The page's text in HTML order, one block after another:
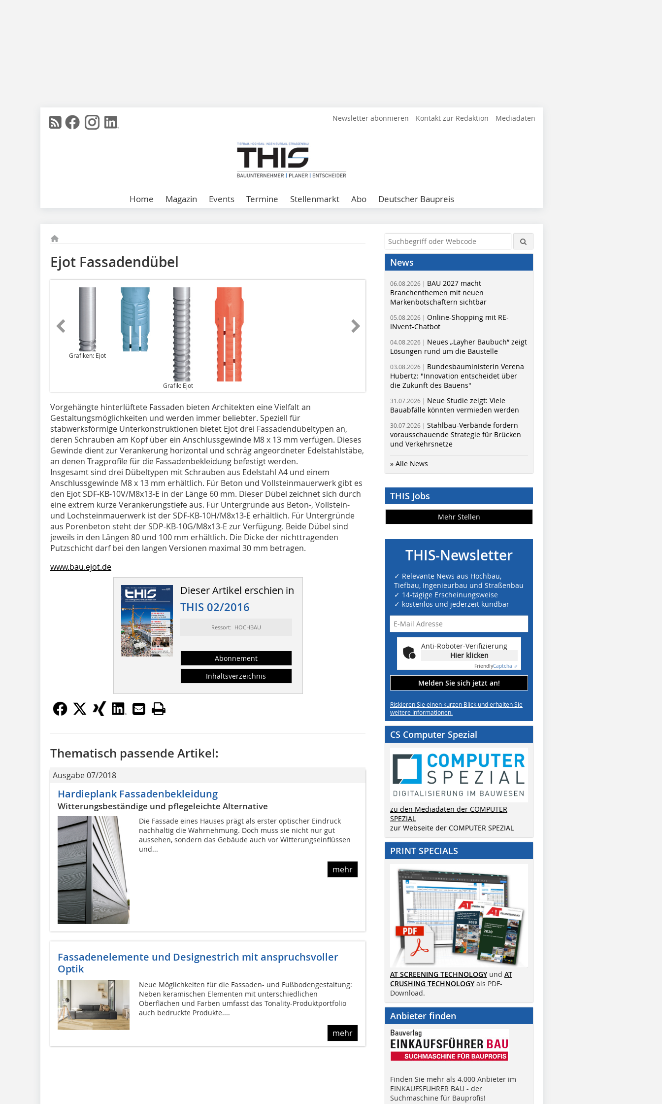
Newsletter abonnieren Kontakt zur Redaktion Mediadaten
Home Magazin Events Termine Stellenmarkt Abo Deutscher Baupreis
Ejot Fassadendübel
Grafiken: Ejot
Grafik: Ejot
Vorgehängte hinterlüftete Fassaden bieten Architekten eine Vielfalt an
Gestaltungsmöglichkeiten und werden immer beliebter. Speziell für
stabwerksförmige Unterkonstruktionen bietet Ejot drei Fassadendübeltypen an,
deren Schrauben am Kopf über ein Anschlussgewinde M8 x 13 mm verfügen. Dieses
Gewinde dient zur Verankerung horizontal und schräg angeordneter Edelstahlstäbe,
an denen Tragprofile für die Fassadenbekleidung befestigt werden.
Insgesamt sind drei Dübeltypen mit Schrauben aus Edelstahl A4 und einem
Anschlussgewinde M8 x 13 mm erhältlich. Für Beton und Vollsteinmauerwerk gibt es
den Ejot SDF-KB-10V/M8x13-E in der Länge 60 mm. Dieser Dübel zeichnet sich durch
eine extrem kurze Verankerungstiefe aus. Für Untergründe aus Beton-, Vollstein-
und Lochsteinmauerwerk ist der SDF-KB-10H/M8x13-E erhältlich. Für Untergründe
aus Porenbeton steht der SDP-KB-10G/M8x13-E zur Verfügung. Beide Dübel sind
jeweils in den Längen 80 und 100 mm erhältlich. Die Dicke der nichttragenden
Putzschicht darf bei den langen Versionen maximal 30 mm betragen.
www.bau.ejot.de
Dieser Artikel erschien in
THIS 02/2016
Ressort: HOCHBAU
Abonnement
Inhaltsverzeichnis
Thematisch passende Artikel:
Ausgabe 07/2018
Hardieplank Fassadenbekleidung
Witterungsbeständige und pflegeleichte Alternative
Die Fassade eines Hauses prägt als erster optischer Eindruck
nachhaltig die Wahrnehmung. Doch muss sie nicht nur gut
aussehen, sondern das Gebäude auch vor Witterungseinflüssen
und...
mehr
Fassadenelemente und Designestrich mit anspruchsvoller
Optik
Neue Möglichkeiten für die Fassaden- und Fußbodengestaltung:
Neben keramischen Elementen mit unterschiedlichen
Oberflächen und Farben umfasst das Tonality-Produktportfolio
auch bedruckte Produkte....
mehr
News
06.08.2026 | BAU 2027 macht
Branchenthemen mit neuen
Markenbotschaftern sichtbar
05.08.2026 | Online-Shopping mit RE-
INvent-Chatbot
04.08.2026 | Neues „Layher Baubuch“ zeigt
Lösungen rund um die Baustelle
03.08.2026 | Bundesbauministerin Verena
Hubertz: "Innovation entscheidet über
die Zukunft des Bauens"
31.07.2026 | Neue Studie zeigt: Viele
Bauabfälle könnten vermieden werden
30.07.2026 | Stahlbau-Verbände fordern
vorausschauende Strategie für Brücken
und Verkehrsnetze
» Alle News
THIS Jobs
Mehr Stellen
THIS-Newsletter
✓ Relevante News aus Hochbau,
Tiefbau, Ingenieurbau und Straßenbau
✓ 14-tägige Erscheinungsweise
✓ kostenlos und jederzeit kündbar
Anti-Roboter-Verifizierung
Hier klicken
FriendlyCaptcha ⇗
Melden Sie sich jetzt an!
Riskieren Sie einen kurzen Blick und erhalten Sie
weitere Informationen.
CS Computer Spezial
zu den Mediadaten der COMPUTER
SPEZIAL
zur Webseite der COMPUTER SPEZIAL
PRINT SPECIALS
AT SCREENING TECHNOLOGY und AT
CRUSHING TECHNOLOGY als PDF-
Download.
Anbieter finden
Finden Sie mehr als 4.000 Anbieter im
EINKAUFSFÜHRER BAU - der
Suchmaschine für Bauprofis!